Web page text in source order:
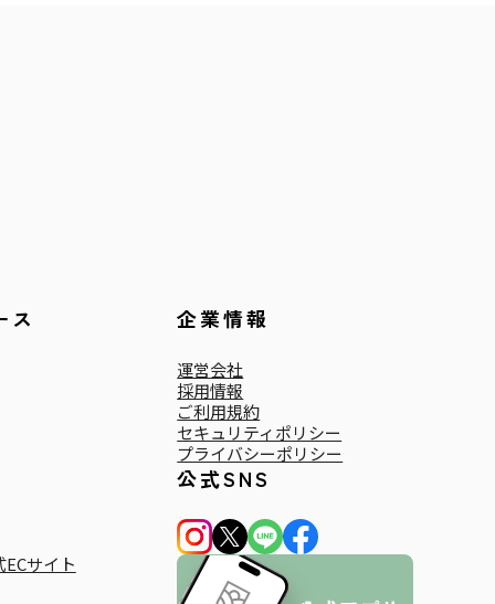
ス
サイト
企業情報
運営会社
採用情報
ご利用規約
セキュリティポリシー
プライバシーポリシー
公式SNS